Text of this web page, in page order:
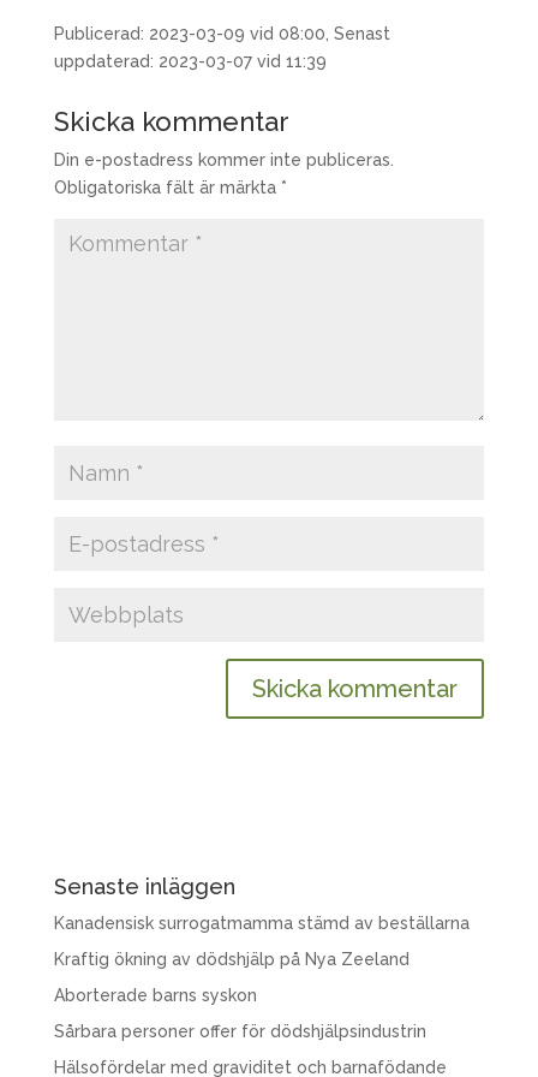
Publicerad: 2023-03-09 vid 08:00, Senast
uppdaterad: 2023-03-07 vid 11:39
Skicka kommentar
Din e-postadress kommer inte publiceras.
Obligatoriska fält är märkta *
Senaste inläggen
Kanadensisk surrogatmamma stämd av beställarna
Kraftig ökning av dödshjälp på Nya Zeeland
Aborterade barns syskon
Sårbara personer offer för dödshjälpsindustrin
Hälsofördelar med graviditet och barnafödande